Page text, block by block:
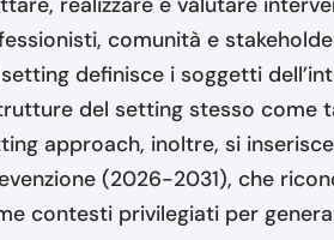
comunità e
definisce i soggetti
del setting stesso come
approach, inoltre, si
(2026-2031), che
contesti privilegiati per